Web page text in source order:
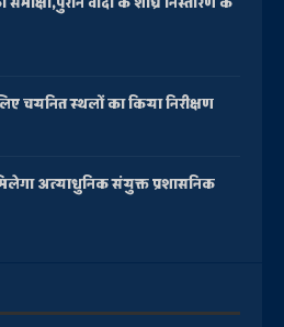
चयनित स्थलों का किया निरीक्षण
अत्याधुनिक संयुक्त प्रशासनिक